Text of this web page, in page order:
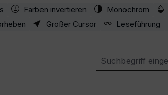
Farben invertieren Monochrom
Großer Cursor Leseführung